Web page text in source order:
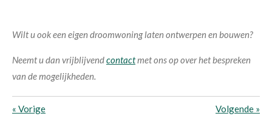
Wilt u ook een eigen droomwoning laten ontwerpen en bouwen?
Neemt u dan vrijblijvendcontactmet ons op over het bespreken
van de mogelijkheden.
« Vorige Volgende »